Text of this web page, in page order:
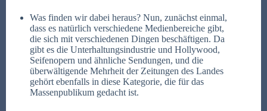
Was finden wir dabei heraus? Nun, zunächst einmal,
dass es natürlich verschiedene Medienbereiche gibt,
die sich mit verschiedenen Dingen beschäftigen. Da
gibt es die Unterhaltungsindustrie und Hollywood,
Seifenopern und ähnliche Sendungen, und die
überwältigende Mehrheit der Zeitungen des Landes
gehört ebenfalls in diese Kategorie, die für das
Massenpublikum gedacht ist.